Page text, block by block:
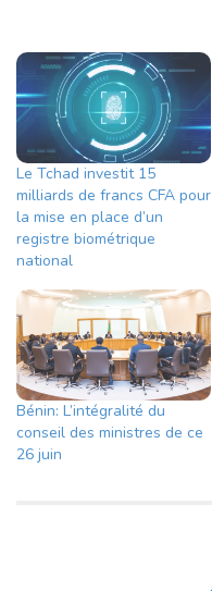
Le Tchad investit 15
milliards de francs CFA pour
la mise en place d’un
registre biométrique
national
Bénin: L’intégralité du
conseil des ministres de ce
26 juin